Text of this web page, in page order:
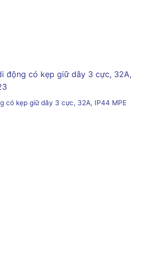
có kẹp giữ dây 3 cực, 32A, IP44 MPE